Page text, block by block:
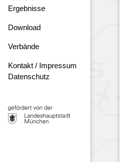
Ergebnisse
Download
Verbände
Kontakt / Impressum
Datenschutz